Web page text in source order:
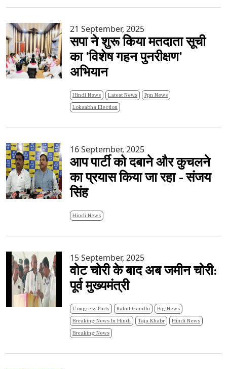
21 September, 2025
सपा ने शुरू किया मतदाता सूची
का 'विशेष गहन पुनरीक्षण'
अभियान
Hindi News Latest News
Ppn News
Loksabha Election
16 September, 2025
आप पार्टी को दबाने और कुचलने
का प्रयास किया जा रहा - संजय
सिंह
Hindi News
15 September, 2025
वोट चोरी के बाद अब जमीन चोरी:
पूर्व मुख्यमंत्री
Congress Party Rahul Gandhi
Big News
Breaking News In Hindi
Taja Khabr
Hindi News
Breaking News